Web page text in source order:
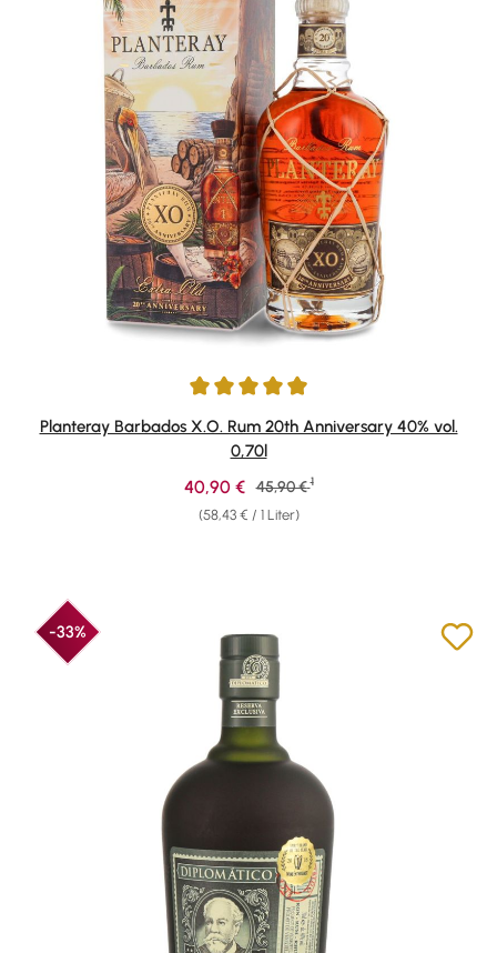
Durchschnittliche Bewertung von 4.91 von 5 Sternen
Planteray Barbados X.O. Rum 20th Anniversary 40% vol.
0,70l
(58,43 € / 1 Liter)
Verkaufspreis:
40,90 € Regulärer Preis:
45,90 € 1
-33%